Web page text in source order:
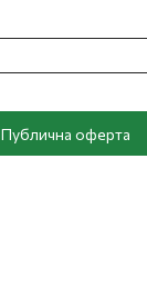
Публична оферта